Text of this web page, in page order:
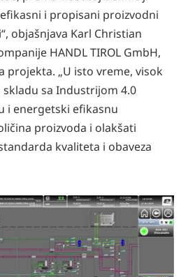
i propisani proizvodni
objašnjava Karl Christian
HANDL TIROL GmbH,
projekta. „U isto vreme, visok
sa Industrijom 4.0
i energetski efikasnu
proizvoda i olakšati
kvaliteta i obaveza